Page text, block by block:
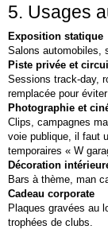
5. Usages
Exposition statique
Salons automobiles,
Piste privée et
Sessions track‑day,
remplacée pour
Photographie et
Clips, campagnes
voie publique, il faut
temporaires « W
Décoration
Bars à thème, man
Cadeau corporate
Plaques gravées au
trophées de clubs.